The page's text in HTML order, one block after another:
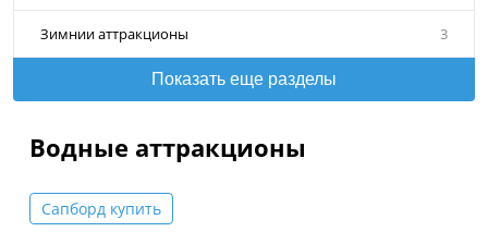
Зимнии аттракционы 3
Показать еще разделы
Водные аттракционы
Сапборд купить